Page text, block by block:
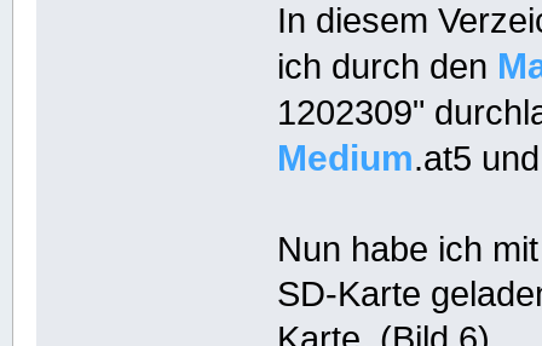
In diesem
ich durch den
1202309"
Medium.at5
Nun habe ich
SD-Karte